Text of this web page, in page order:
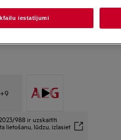
+9
988 ir uzskaitīti
lietošanu, lūdzu, izlasiet
iestatījumi